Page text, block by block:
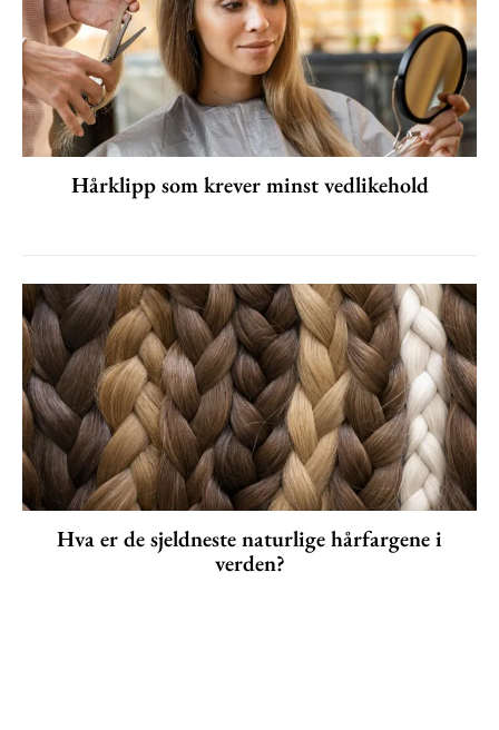
Hårklipp som krever minst vedlikehold
Hva er de sjeldneste naturlige hårfargene i
verden?